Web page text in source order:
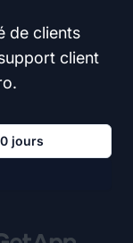
de clients
client
jours